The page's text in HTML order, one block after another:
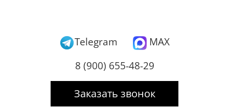
Telegram
MAX
8 (900) 655-48-29
Заказать звонок